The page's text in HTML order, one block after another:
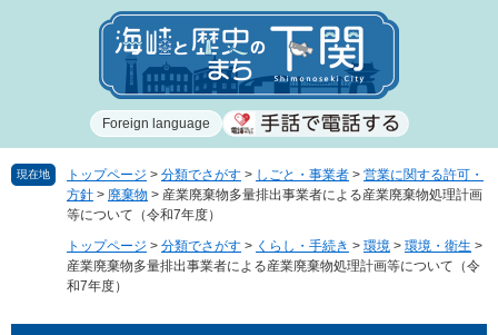
で
ば
Foreign language
現在地 トップページ > 分類でさがす > しごと・事業者 > 営業に関する許可・
方針 > 廃棄物 > 産業廃棄物多量排出事業者による産業廃棄物処理計画
等について（令和7年度）
トップページ > 分類でさがす > くらし・手続き > 環境 > 環境・衛生 >
産業廃棄物多量排出事業者による産業廃棄物処理計画等について（令
和7年度）